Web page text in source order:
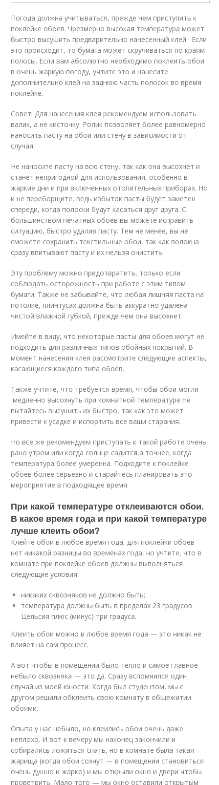
Погода должна учитываться, прежде чем приступить к
поклейке обоев. Чрезмерно высокая температура может
быстро высушить предварительно нанесенный клей. Если
это происходит, то бумага может скручиваться по краям
полосы. Если вам абсолютно необходимо поклеить обои
в очень жаркую погоду, учтите это и нанесите
дополнительно клей на заднюю часть полосок во время
поклейке.
Совет! Для нанесения клея рекомендуем использовать
валик, а не кисточку. Ролик позволяет более равномерно
наносить пасту на обои или стену в зависимости от
случая.
Не наносите пасту на всю стену, так как она высохнет и
станет непригодной для использования, особенно в
жаркие дни и при включенных отопительных приборах. Но
и не переборщите, ведь избыток пасты будет заметен
спереди, когда полоски будут касаться друг друга. С
большинством печатных обоев вы можете исправить
ситуацию, быстро удалив пасту. Тем не менее, вы не
сможете сохранить текстильные обои, так как волокна
сразу впитывают пасту и их нельзя очистить.
Эту проблему можно предотвратить, только если
соблюдать осторожность при работе с этим типом
бумаги. Также не забывайте, что любая лишняя паста на
потолке, плинтусах должна быть аккуратно удалена
чистой влажной губкой, прежде чем она высохнет.
Имейте в виду, что некоторые пасты для обоев могут не
подходить для различных типов обойных покрытий. В
момент нанесения клея рассмотрите следующие аспекты,
касающиеся каждого типа обоев.
Также учтите, что требуется время, чтобы обои могли
медленно высохнуть при комнатной температуре.Не
пытайтесь высушить их быстро, так как это может
привести к усадке и испортить все ваши старания.
Но все же рекомендуем приступать к такой работе очень
рано утром или когда солнце садится,а точнее, когда
температура более умеренна. Подходите к поклейке
обоев более серьезно и старайтесь планировать это
мероприятие в подходящее время.
При какой температуре отклеиваются обои.
В какое время года и при какой температуре
лучше клеить обои?
Клейте обои в любое время года, для поклейки обоев
нет никакой разницы во временах года, но учтите, что в
комнате при поклейке обоев должны выполняться
следующие условия:
никаких сквозняков не должно быть;
температура должны быть в пределах 23 градусов
Цельсия плюс (минус) три градуса.
Клеить обои можно в любое время года — это никак не
влияет на сам процесс.
А вот чтобы в помещении было тепло и самое главное
небыло сквозняка — это да. Сразу вспомнился один
случай из моей юности: Когда был студентом, мы с
другом решили обклеить свою комнату в общежитии
обоями.
Опыта у нас небыло, но клеились обои очень даже
неплохо. И вот к вечеру мы наконец закончили и
собирались ложиться спать, но в комнате была такая
жарища (когда обои сохнут — в помещении становиться
очень душно и жарко) и мы открыли окно и двери чтобы
проветрить. Мало того — мы окно оставили открытым